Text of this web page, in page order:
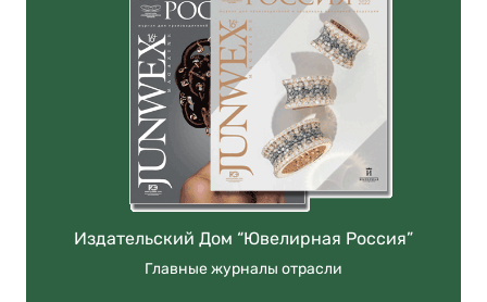
Издательский Дом “Ювелирная Россия”
Главные журналы отрасли